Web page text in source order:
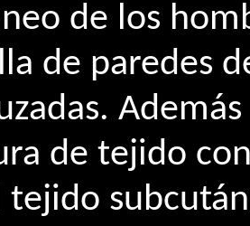
de los
de paredes
de tejido
tejido